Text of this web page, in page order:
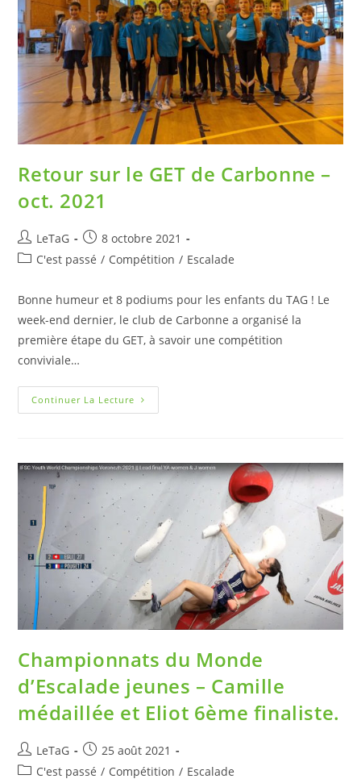
Retour sur le GET de Carbonne –
oct. 2021
LeTaG
8 octobre 2021
C'est passé / Compétition / Escalade
Bonne humeur et 8 podiums pour les enfants du TAG ! Le
week-end dernier, le club de Carbonne a organisé la
première étape du GET, à savoir une compétition
conviviale…
Continuer La Lecture
Championnats du Monde
d’Escalade jeunes – Camille
médaillée et Eliot 6ème finaliste.
LeTaG
25 août 2021
C'est passé / Compétition / Escalade